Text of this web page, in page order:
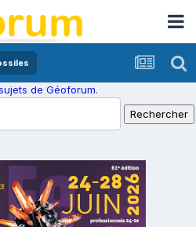
de Géoforum.